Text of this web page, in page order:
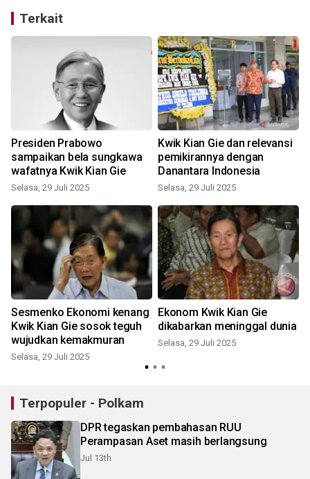
Terkait
Presiden Prabowo
sampaikan bela sungkawa
wafatnya Kwik Kian Gie
Selasa, 29 Juli 2025
Kwik Kian Gie dan relevansi
pemikirannya dengan
Danantara Indonesia
Selasa, 29 Juli 2025
Sesmenko Ekonomi kenang
Kwik Kian Gie sosok teguh
wujudkan kemakmuran
Selasa, 29 Juli 2025
Ekonom Kwik Kian Gie
dikabarkan meninggal dunia
Selasa, 29 Juli 2025
Terpopuler - Polkam
DPR tegaskan pembahasan RUU
Perampasan Aset masih berlangsung
Jul 13th